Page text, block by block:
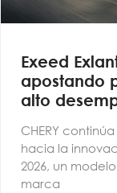
Exeed
apostando
alto
CHERY
hacia la
2026, un
marca